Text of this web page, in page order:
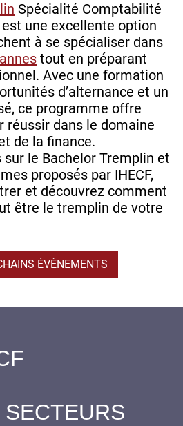
Spécialité Comptabilité
est une excellente option
à se spécialiser dans
tout en préparant
Avec une formation
d’alternance et un
ce programme offre
réussir dans le domaine
de la finance.
le Bachelor Tremplin et
proposés par IHECF,
et découvrez comment
être le tremplin de votre
ÉVÈNEMENTS
SECTEURS